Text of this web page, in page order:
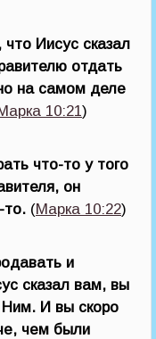
Иисус сказал
отдать
на самом деле
10:21)
что-то у того
он
то. (Марка 10:22)
и
сказал вам, вы
Ним. И вы скоро
чем были